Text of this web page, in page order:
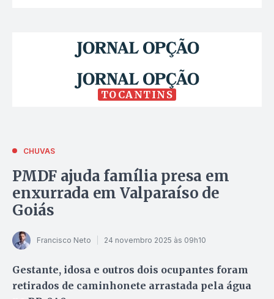
TOCANTINS
CHUVAS
PMDF ajuda família presa em
enxurrada em Valparaíso de
Goiás
Francisco Neto 24 novembro 2025 às 09h10
Gestante, idosa e outros dois ocupantes foram
retirados de caminhonete arrastada pela água